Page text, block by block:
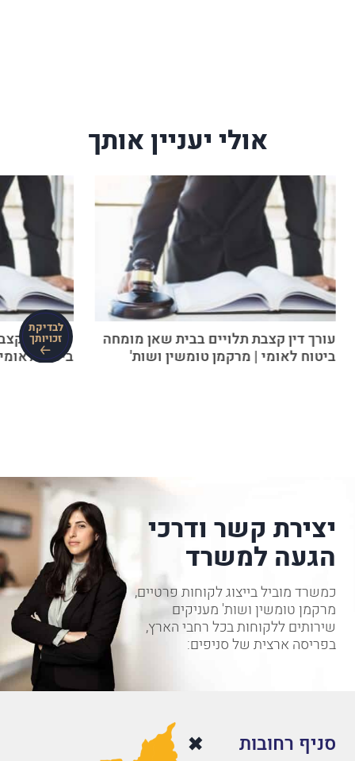
אולי יעניין אותך
עורך דין קצבת תלויים בבית שאן מומחה
ביטוח לאומי | מרקמן טומשין ושות'
עורך דין
ביטוח
לבדיקת
זכויותך
יצירת קשר ודרכי
הגעה למשרד
כמשרד מוביל בייצוג לקוחות פרטיים,
מרקמן טומשין ושות' מעניקים
שירותים ללקוחות בכל רחבי הארץ,
בפריסה ארצית של סניפים:
סניף רחובות